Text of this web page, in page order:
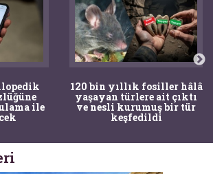
ile
120 bin yıllık fosiller hâlâ
yaşayan türlere ait çıktı
ve nesli kurumuş bir tür
keşfedildi